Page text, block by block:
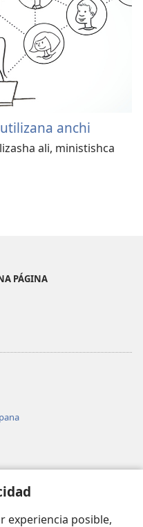
experiencia posible,
anchi
ali, ministishca
PÁGINA